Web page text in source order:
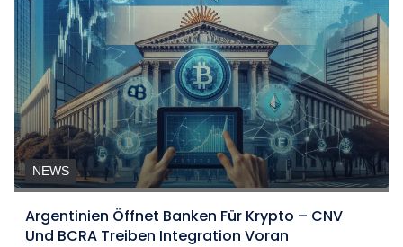
NEWS
Argentinien Öffnet Banken Für Krypto – CNV
Und BCRA Treiben Integration Voran